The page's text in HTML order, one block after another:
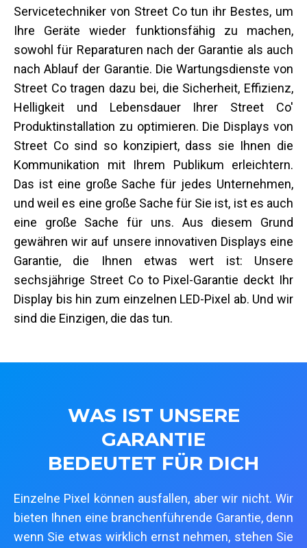
Servicetechniker von Street Co tun ihr Bestes, um
Ihre Geräte wieder funktionsfähig zu machen,
sowohl für Reparaturen nach der Garantie als auch
nach Ablauf der Garantie. Die Wartungsdienste von
Street Co tragen dazu bei, die Sicherheit, Effizienz,
Helligkeit und Lebensdauer Ihrer Street Co'
Produktinstallation zu optimieren. Die Displays von
Street Co sind so konzipiert, dass sie Ihnen die
Kommunikation mit Ihrem Publikum erleichtern.
Das ist eine große Sache für jedes Unternehmen,
und weil es eine große Sache für Sie ist, ist es auch
eine große Sache für uns. Aus diesem Grund
gewähren wir auf unsere innovativen Displays eine
Garantie, die Ihnen etwas wert ist: Unsere
sechsjährige Street Co to Pixel-Garantie deckt Ihr
Display bis hin zum einzelnen LED-Pixel ab. Und wir
sind die Einzigen, die das tun.
WAS IST UNSERE
GARANTIE
BEDEUTET FÜR DICH
Einzelne Pixel können ausfallen, aber wir nicht. Wir
bieten Ihnen eine branchenführende Garantie, denn
wenn Sie etwas wirklich ernst nehmen, stehen Sie